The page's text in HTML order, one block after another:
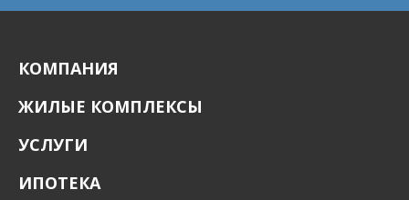
КОМПАНИЯ
ЖИЛЫЕ КОМПЛЕКСЫ
УСЛУГИ
ИПОТЕКА